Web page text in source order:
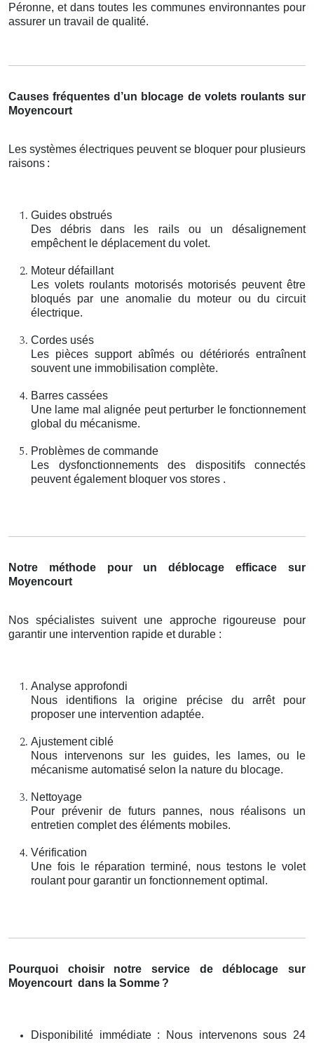
Péronne, et dans toutes les communes environnantes pour
assurer un travail de qualité.
Causes fréquentes d’un blocage de volets roulants sur
Moyencourt
Les systèmes électriques peuvent se bloquer pour plusieurs
raisons :
Guides obstrués
Des débris dans les rails ou un désalignement
empêchent le déplacement du volet.
Moteur défaillant
Les volets roulants motorisés motorisés peuvent être
bloqués par une anomalie du moteur ou du circuit
électrique.
Cordes usés
Les pièces support abîmés ou détériorés entraînent
souvent une immobilisation complète.
Barres cassées
Une lame mal alignée peut perturber le fonctionnement
global du mécanisme.
Problèmes de commande
Les dysfonctionnements des dispositifs connectés
peuvent également bloquer vos stores .
Notre méthode pour un déblocage efficace sur
Moyencourt
Nos spécialistes suivent une approche rigoureuse pour
garantir une intervention rapide et durable :
Analyse approfondi
Nous identifions la origine précise du arrêt pour
proposer une intervention adaptée.
Ajustement ciblé
Nous intervenons sur les guides, les lames, ou le
mécanisme automatisé selon la nature du blocage.
Nettoyage
Pour prévenir de futurs pannes, nous réalisons un
entretien complet des éléments mobiles.
Vérification
Une fois le réparation terminé, nous testons le volet
roulant pour garantir un fonctionnement optimal.
Pourquoi choisir notre service de déblocage sur
Moyencourt dans la Somme ?
Disponibilité immédiate : Nous intervenons sous 24